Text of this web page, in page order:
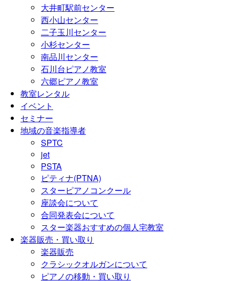
大井町駅前センター
西小山センター
二子玉川センター
小杉センター
南品川センター
石川台ピアノ教室
六郷ピアノ教室
教室レンタル
イベント
セミナー
地域の音楽指導者
SPTC
jet
PSTA
ピティナ(PTNA)
スターピアノコンクール
座談会について
合同発表会について
スター楽器おすすめの個人宅教室
楽器販売・買い取り
楽器販売
クラシックオルガンについて
ピアノの移動・買い取り